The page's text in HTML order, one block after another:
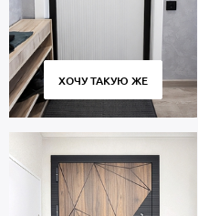
ХОЧУ ТАКУЮ ЖЕ